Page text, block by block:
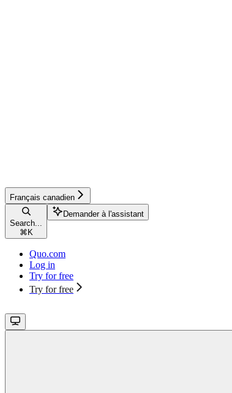
Français canadien
Search...
⌘ K
Demander à l'assistant
Quo.com
Log in
Try for free
Try for free